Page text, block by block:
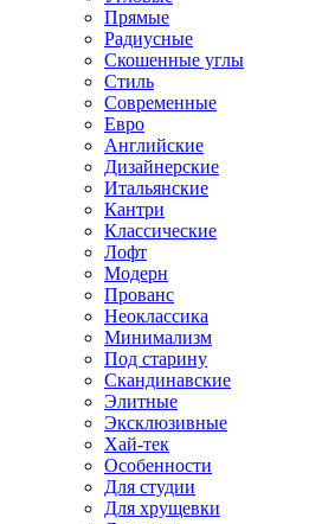
Прямые
Радиусные
Скошенные углы
Стиль
Современные
Евро
Английские
Дизайнерские
Итальянские
Кантри
Классические
Лофт
Модерн
Прованс
Неоклассика
Минимализм
Под старину
Скандинавские
Элитные
Эксклюзивные
Хай-тек
Особенности
Для студии
Для хрущевки